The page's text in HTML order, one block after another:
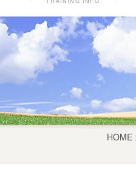
HOME